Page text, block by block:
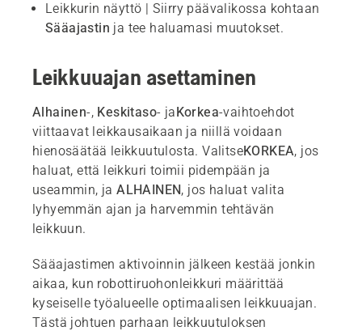
Leikkurin näyttö | Siirry päävalikossa kohtaan
Sääajastin ja tee haluamasi muutokset.
Leikkuuajan asettaminen
Alhainen-, Keskitaso- jaKorkea-vaihtoehdot
viittaavat leikkausaikaan ja niillä voidaan
hienosäätää leikkuutulosta. ValitseKORKEA, jos
haluat, että leikkuri toimii pidempään ja
useammin, jaALHAINEN, jos haluat valita
lyhyemmän ajan ja harvemmin tehtävän
leikkuun.
Sääajastimen aktivoinnin jälkeen kestää jonkin
aikaa, kun robottiruohonleikkuri määrittää
kyseiselle työalueelle optimaalisen leikkuuajan.
Tästä johtuen parhaan leikkuutuloksen